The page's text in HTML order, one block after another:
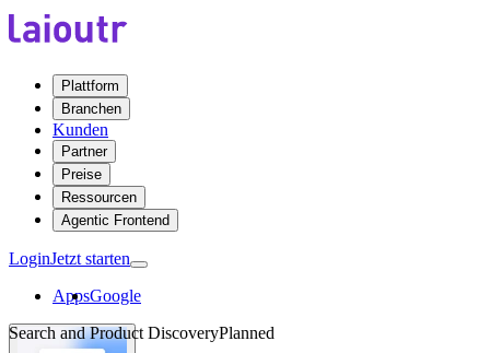
Plattform
Branchen
Kunden
Partner
Preise
Ressourcen
Agentic Frontend
LoginJetzt starten
AppsGoogle
Search and Product DiscoveryPlanned